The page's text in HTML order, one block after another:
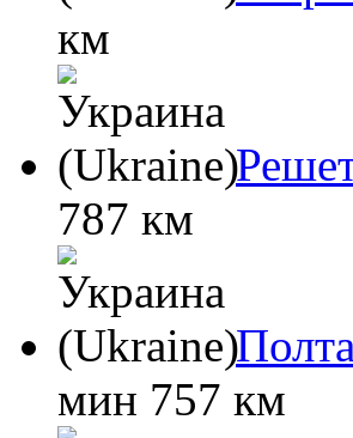
км
787 км
мин 757 км